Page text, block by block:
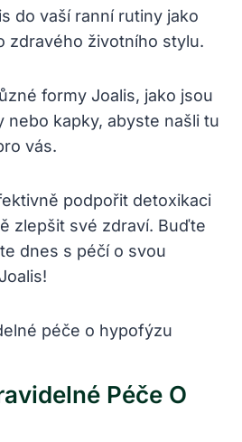
do vaší ranní rutiny jako
zdravého životního stylu.
formy Joalis, jako jsou
nebo kapky, abyste našli tu
vás.
podpořit detoxikaci
zlepšit své zdraví. Buďte
dnes s péčí o svou
Péče O